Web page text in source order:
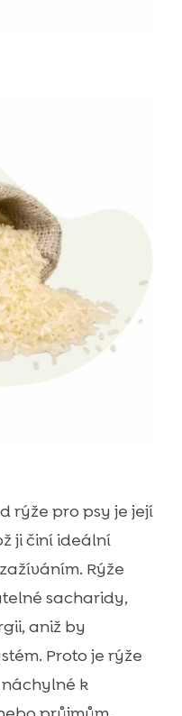
rýže pro psy je její
ji činí ideální
Rýže
sacharidy,
aniž by
Proto je rýže
k